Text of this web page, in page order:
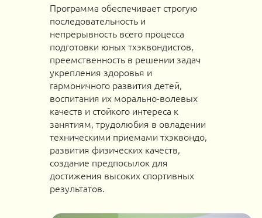
Программа обеспечивает строгую
последовательность и
непрерывность всего процесса
подготовки юных тхэквондистов,
преемственность в решении задач
укрепления здоровья и
гармоничного развития детей,
воспитания их морально-волевых
качеств и стойкого интереса к
занятиям, трудолюбия в овладении
техническими приемами тхэквондо,
развития физических качеств,
создание предпосылок для
достижения высоких спортивных
результатов.